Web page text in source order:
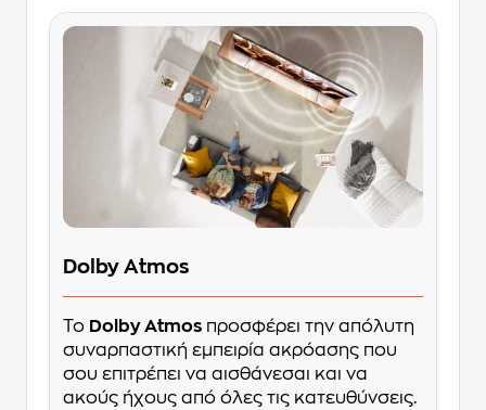
Dolby Αtmos
Το Dolby Atmos προσφέρει την απόλυτη
συναρπαστική εμπειρία ακρόασης που
σου επιτρέπει να αισθάνεσαι και να
ακούς ήχους από όλες τις κατευθύνσεις.